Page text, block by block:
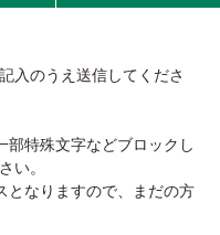
入のうえ送信してくださ
特殊文字などブロックし
い。
となりますので、まだの方